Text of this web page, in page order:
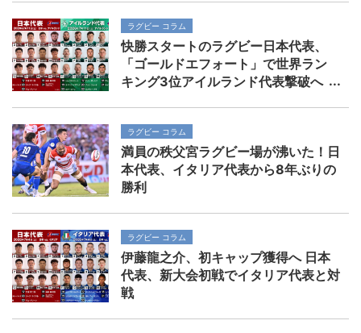
ラグビー コラム
快勝スタートのラグビー日本代表、
「ゴールドエフォート」で世界ラン
キング3位アイルランド代表撃破へ
ラグビー コラム
満員の秩父宮ラグビー場が沸いた！日
本代表、イタリア代表から8年ぶりの
勝利
ラグビー コラム
伊藤龍之介、初キャップ獲得へ 日本
代表、新大会初戦でイタリア代表と対
戦